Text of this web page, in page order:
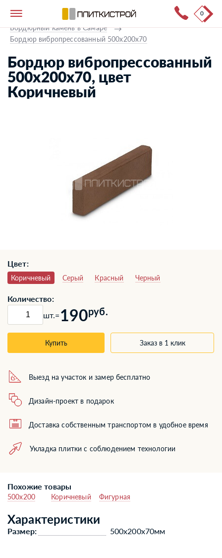
0
Тротуарная плитка → Каталог продукции
Бордюрный камень в Самаре →
Бордюр вибропрессованный 500х200х70
Бордюр вибропрессованный
500х200х70, цвет
Коричневый
Цвет:
Коричневый Серый Красный Черный
Количество:
шт. = 190руб.
Купить Заказ в 1 клик
Выезд на участок и замер бесплатно
Дизайн-проект в подарок
Доставка собственным транспортом в удобное время
Укладка плитки с соблюдением технологии
Похожие товары
500x200 Коричневый Фигурная
Характеристики
Размер: 500x200x70мм